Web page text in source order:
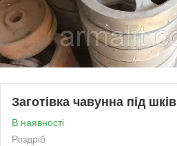
Заготівка чавунна під шків
В наявності
Роздріб